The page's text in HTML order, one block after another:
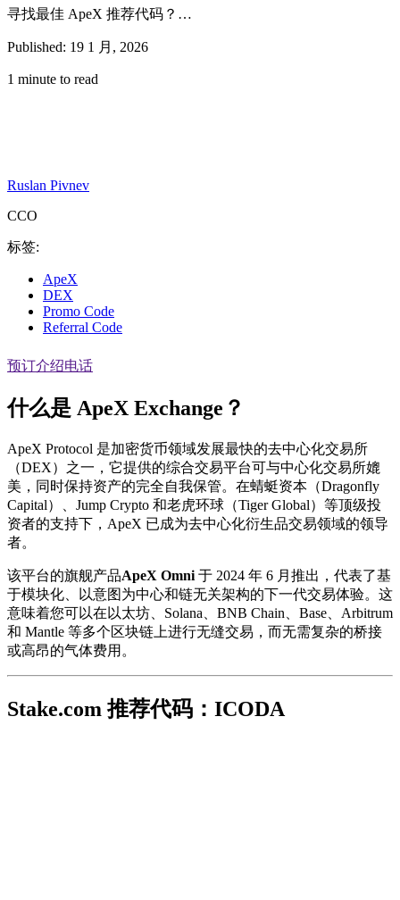
寻找最佳 ApeX 推荐代码？…
Published: 19 1 月, 2026
1 minute to read
Ruslan Pivnev
CCO
标签:
ApeX
DEX
Promo Code
Referral Code
预订介绍电话
什么是 ApeX Exchange？
ApeX Protocol 是加密货币领域发展最快的去中心化交易所
（DEX）之一，它提供的综合交易平台可与中心化交易所媲
美，同时保持资产的完全自我保管。在蜻蜓资本（Dragonfly
Capital）、Jump Crypto 和老虎环球（Tiger Global）等顶级投
资者的支持下，ApeX 已成为去中心化衍生品交易领域的领导
者。
该平台的旗舰产品ApeX Omni 于 2024 年 6 月推出，代表了基
于模块化、以意图为中心和链无关架构的下一代交易体验。这
意味着您可以在以太坊、Solana、BNB Chain、Base、Arbitrum
和 Mantle 等多个区块链上进行无缝交易，而无需复杂的桥接
或高昂的气体费用。
Stake.com 推荐代码：ICODA